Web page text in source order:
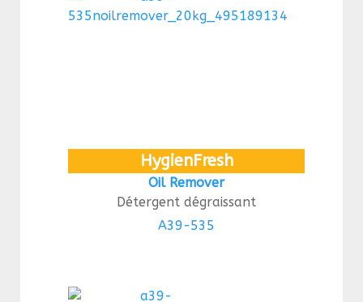
HygienFresh
Oil Remover
Détergent dégraissant
A39-535